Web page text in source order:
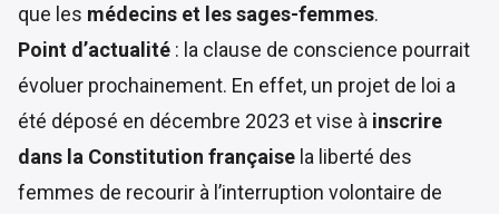
que les médecins et les sages-femmes.
Point d’actualité : la clause de conscience pourrait
évoluer prochainement. En effet, un projet de loi a
été déposé en décembre 2023 et vise à inscrire
dans la Constitution française la liberté des
femmes de recourir à l’interruption volontaire de